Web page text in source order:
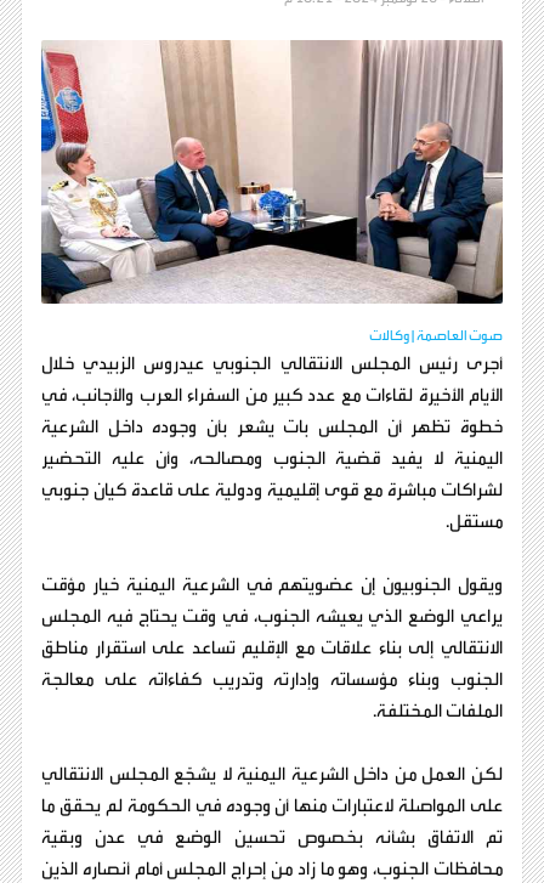
صوت العاصمة | وكالات
أجرى رئيس المجلس الانتقالي الجنوبي عيدروس الزبيدي خلال
الأيام الأخيرة لقاءات مع عدد كبير من السفراء العرب والأجانب، في
خطوة تظهر أن المجلس بات يشعر بأن وجوده داخل الشرعية
اليمنية لا يفيد قضية الجنوب ومصالحه، وأن عليه التحضير
لشراكات مباشرة مع قوى إقليمية ودولية على قاعدة كيان جنوبي
مستقل.
ويقول الجنوبيون إن عضويتهم في الشرعية اليمنية خيار مؤقت
يراعي الوضع الذي يعيشه الجنوب، في وقت يحتاج فيه المجلس
الانتقالي إلى بناء علاقات مع الإقليم تساعد على استقرار مناطق
الجنوب وبناء مؤسساته وإدارته وتدريب كفاءاته على معالجة
الملفات المختلفة.
لكن العمل من داخل الشرعية اليمنية لا يشجّع المجلس الانتقالي
على المواصلة لاعتبارات منها أن وجوده في الحكومة لم يحقق ما
تم الاتفاق بشأنه بخصوص تحسين الوضع في عدن وبقية
محافظات الجنوب، وهو ما زاد من إحراج المجلس أمام أنصاره الذين